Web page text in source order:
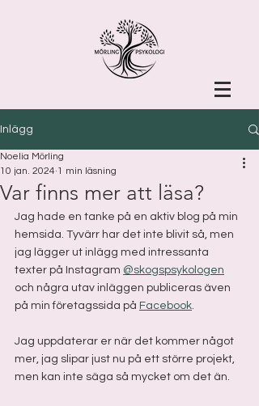
Inlägg
Var finns mer att läsa?
Noelia Mörling
10 jan. 2024 1 min läsning
Jag hade en tanke på en aktiv blog på min
hemsida. Tyvärr har det inte blivit så, men
jag lägger ut inlägg med intressanta
texter på Instagram @skogspsykologen
och några utav inläggen publiceras även
på min företagssida på Facebook.
Jag uppdaterar er när det kommer något
mer, jag slipar just nu på ett större projekt,
men kan inte säga så mycket om det än.